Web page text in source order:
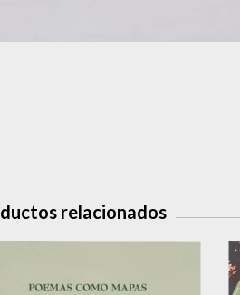
relacionados